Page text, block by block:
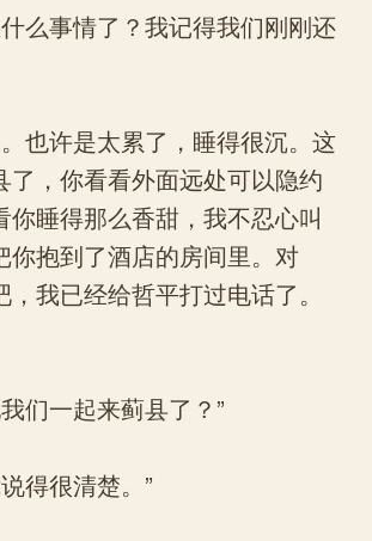
么事情了？我记得我们刚刚还
也许是太累了，睡得很沉。这
了，你看看外面远处可以隐约
你睡得那么香甜，我不忍心叫
你抱到了酒店的房间里。对
我已经给哲平打过电话了。
们一起来蓟县了？”
得很清楚。”